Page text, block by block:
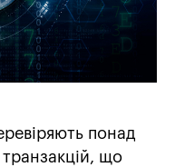
понад
що